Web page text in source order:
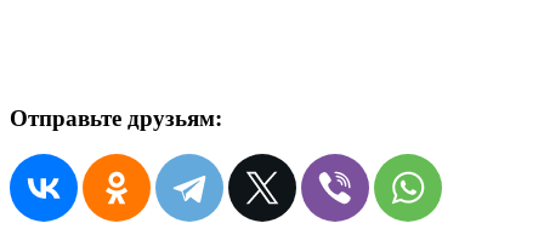
Отправьте друзьям: